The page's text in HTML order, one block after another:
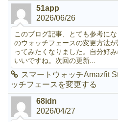
51app
2026/06/26
このブログ記事、とても参考に
のウォッチフェースの変更方法
ってみたくなりました。自分好
いいですね。次回の更新...
スマートウォッチAmazfit
ッチフェースを変更する
68idn
2026/04/27